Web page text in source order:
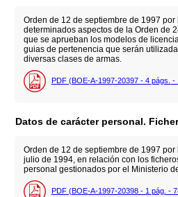
Orden de 12 de septiembre de 1997 por
determinados aspectos de la Orden de
que se aprueban los modelos de
guias de pertenencia que serán
diversas clases de armas.
PDF (BOE-A-1997-20397 - 4 págs. -
Datos de carácter personal.
Orden de 12 de septiembre de 1997
julio de 1994, en relación con los
personal gestionados por el Ministerio
PDF (BOE-A-1997-20398 - 1 pág. -